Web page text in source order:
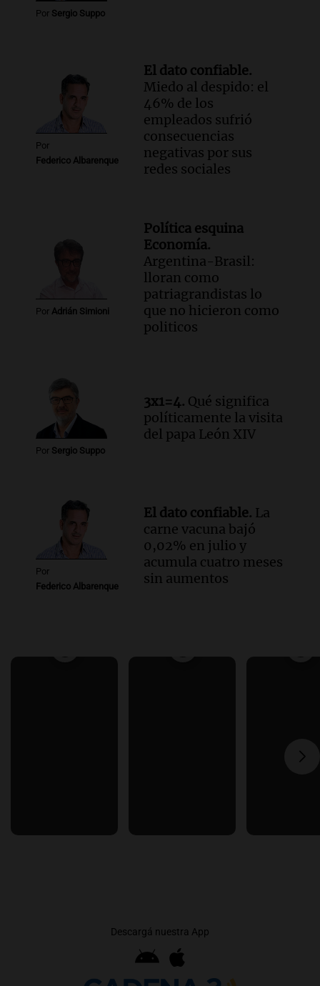
Episodios
Por Sergio Suppo
Por
Federico Albarenque
El dato confiable.
Miedo al despido: el
46% de los
empleados sufrió
consecuencias
negativas por sus
redes sociales
Por Adrián Simioni
Política esquina
Economía.
Argentina-Brasil:
lloran como
patriagrandistas lo
que no hicieron como
politicos
Por Sergio Suppo
3x1=4. Qué significa
políticamente la visita
del papa León XIV
Por
Federico Albarenque
El dato confiable. La
carne vacuna bajó
0,02% en julio y
acumula cuatro meses
sin aumentos
Descargá nuestra App